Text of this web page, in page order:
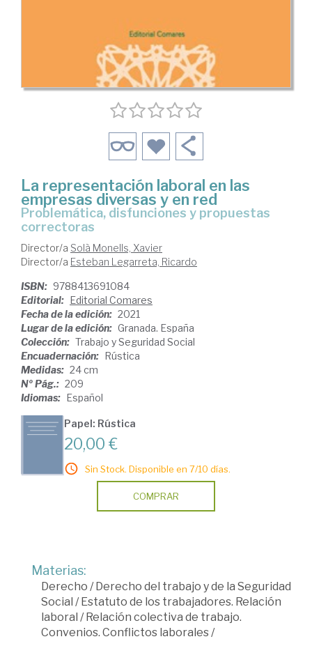
La representación laboral en las
empresas diversas y en red
problemática, disfunciones y propuestas
correctoras
Director/a Solà Monells, Xavier
Director/a Esteban Legarreta, Ricardo
ISBN: 9788413691084
Editorial: Editorial Comares
Fecha de la edición: 2021
Lugar de la edición: Granada. España
Colección: Trabajo y Seguridad Social
Encuadernación: Rústica
Medidas: 24 cm
Nº Pág.: 209
Idiomas: Español
Papel: Rústica
20,00 €
Sin Stock. Disponible en 7/10 días.
COMPRAR
Materias:
Derecho /Derecho del trabajo y de la Seguridad
Social /Estatuto de los trabajadores. Relación
laboral /Relación colectiva de trabajo.
Convenios. Conflictos laborales/